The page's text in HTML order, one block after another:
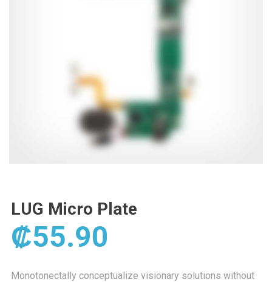
LUG Micro Plate
₡55.90
Monotonectally conceptualize visionary solutions without